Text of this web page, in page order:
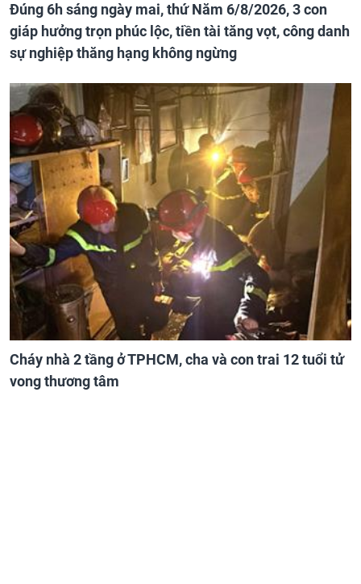
Đúng 6h sáng ngày mai, thứ Năm 6/8/2026, 3 con
giáp hưởng trọn phúc lộc, tiền tài tăng vọt, công danh
sự nghiệp thăng hạng không ngừng
Cháy nhà 2 tầng ở TPHCM, cha và con trai 12 tuổi tử
vong thương tâm